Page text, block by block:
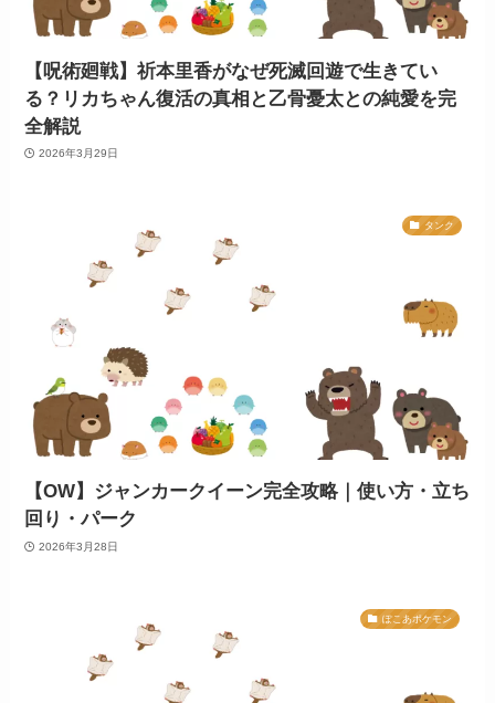
【呪術廻戦】祈本里香がなぜ死滅回遊で生きてい
る？リカちゃん復活の真相と乙骨憂太との純愛を完
全解説
2026年3月29日
タンク
【OW】ジャンカークイーン完全攻略｜使い方・立ち
回り・パーク
2026年3月28日
ぽこあポケモン